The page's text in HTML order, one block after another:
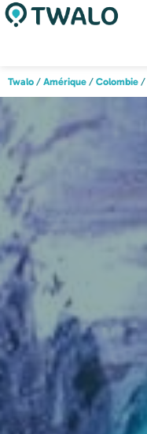
Twalo / Amérique / Colombie /